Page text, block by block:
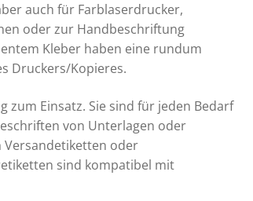
auch für Farblaserdrucker,
oder zur Handbeschriftung
Kleber haben eine rundum
Druckers/Kopieres.
Einsatz. Sie sind für jeden Bedarf
von Unterlagen oder
Versandetiketten oder
sind kompatibel mit